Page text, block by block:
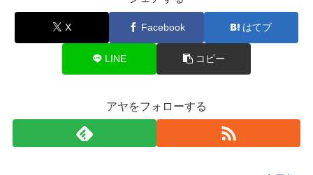
X Facebook はてブ
LINE コピー
アヤをフォローする